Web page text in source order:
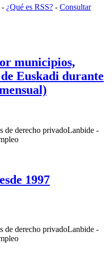
- ¿Qué es RSS? - Consultar
municipios,
Euskadi durante
de derecho privadoLanbide -
1997
de derecho privadoLanbide -